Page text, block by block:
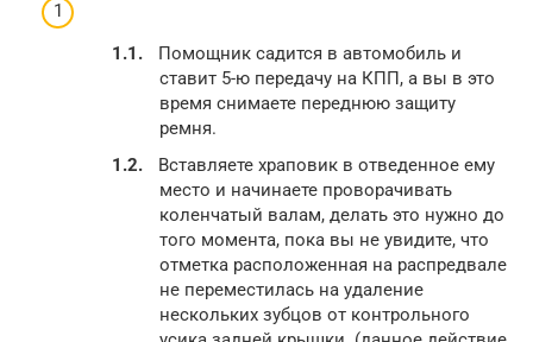
Помощник садится в автомобиль и
ставит 5-ю передачу на КПП, а вы в это
время снимаете переднюю защиту
ремня.
Вставляете храповик в отведенное ему
место и начинаете проворачивать
коленчатый валам, делать это нужно до
того момента, пока вы не увидите, что
отметка расположенная на распредвале
не переместилась на удаление
нескольких зубцов от контрольного